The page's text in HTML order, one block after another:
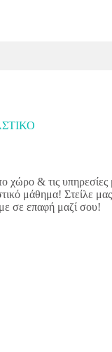
χώρο & τις
μάθημα! Στείλε
σε επαφή μαζί σου!